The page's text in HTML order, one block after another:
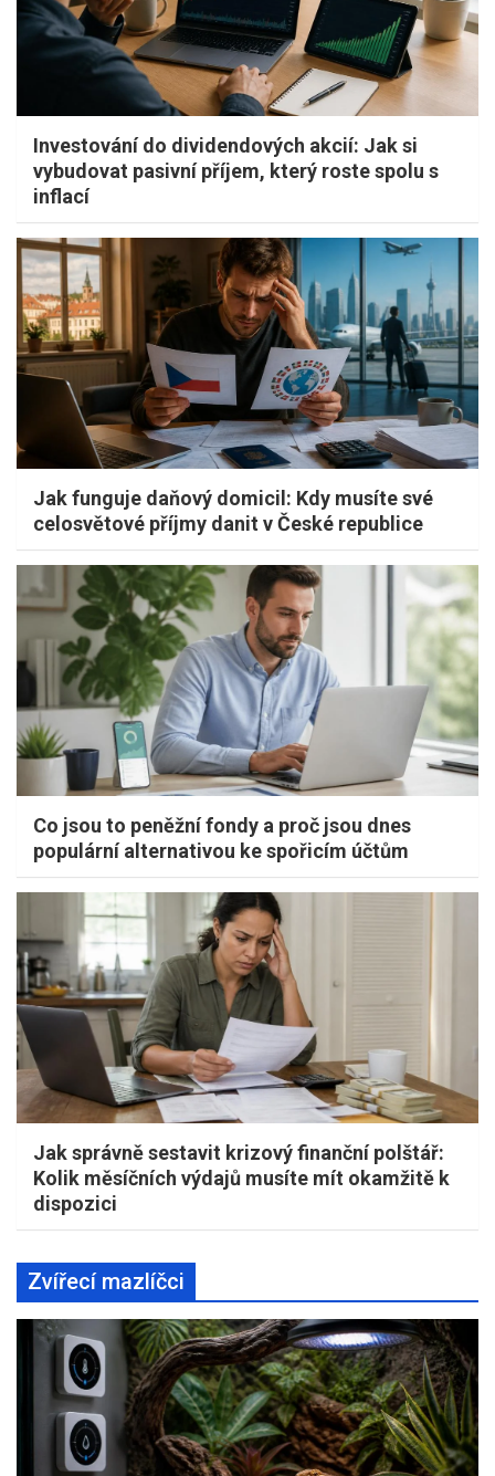
Investování do dividendových akcií: Jak si
vybudovat pasivní příjem, který roste spolu s
inflací
Jak funguje daňový domicil: Kdy musíte své
celosvětové příjmy danit v České republice
Co jsou to peněžní fondy a proč jsou dnes
populární alternativou ke spořicím účtům
Jak správně sestavit krizový finanční polštář:
Kolik měsíčních výdajů musíte mít okamžitě k
dispozici
Zvířecí mazlíčci